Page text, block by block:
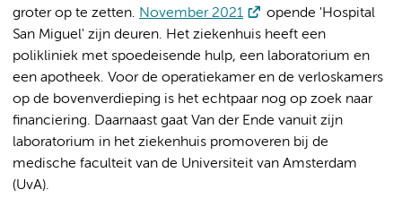
groter op te zetten. November 2021
opende 'Hospital
San Miguel' zijn deuren. Het ziekenhuis heeft een
polikliniek met spoedeisende hulp, een laboratorium en
een apotheek. Voor de operatiekamer en de verloskamers
op de bovenverdieping is het echtpaar nog op zoek naar
financiering. Daarnaast gaat Van der Ende vanuit zijn
laboratorium in het ziekenhuis promoveren bij de
medische faculteit van de Universiteit van Amsterdam
(UvA).